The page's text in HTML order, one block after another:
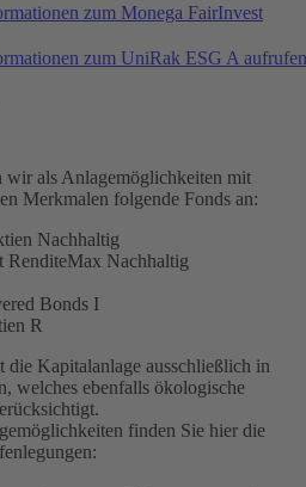
zum Monega FairInvest
zum UniRak ESG A aufrufen
wir als Anlagemöglichkeiten mit
Merkmalen folgende Fonds an:
Nachhaltig
Nachhaltig
Bonds I
R
Kapitalanlage ausschließlich in
welches ebenfalls ökologische
finden Sie hier die